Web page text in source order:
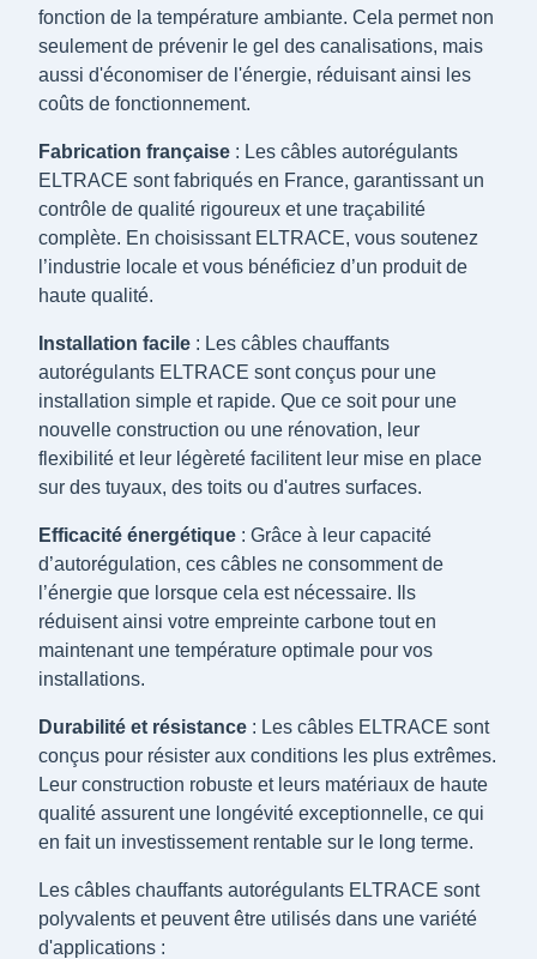
fonction de la température ambiante. Cela permet non
seulement de prévenir le gel des canalisations, mais
aussi d'économiser de l'énergie, réduisant ainsi les
coûts de fonctionnement.
Fabrication française : Les câbles autorégulants
ELTRACE sont fabriqués en France, garantissant un
contrôle de qualité rigoureux et une traçabilité
complète. En choisissant ELTRACE, vous soutenez
l’industrie locale et vous bénéficiez d’un produit de
haute qualité.
Installation facile : Les câbles chauffants
autorégulants ELTRACE sont conçus pour une
installation simple et rapide. Que ce soit pour une
nouvelle construction ou une rénovation, leur
flexibilité et leur légèreté facilitent leur mise en place
sur des tuyaux, des toits ou d'autres surfaces.
Efficacité énergétique : Grâce à leur capacité
d’autorégulation, ces câbles ne consomment de
l’énergie que lorsque cela est nécessaire. Ils
réduisent ainsi votre empreinte carbone tout en
maintenant une température optimale pour vos
installations.
Durabilité et résistance : Les câbles ELTRACE sont
conçus pour résister aux conditions les plus extrêmes.
Leur construction robuste et leurs matériaux de haute
qualité assurent une longévité exceptionnelle, ce qui
en fait un investissement rentable sur le long terme.
Les câbles chauffants autorégulants ELTRACE sont
polyvalents et peuvent être utilisés dans une variété
d'applications :